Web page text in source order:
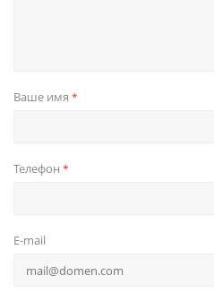
Ваше имя *
Телефон *
E-mail